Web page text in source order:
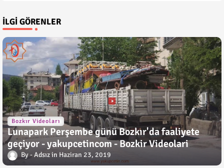
İLGI GÖRENLER
Bozkır Videoları
Lunapark Perşembe günü Bozkır'da faaliyete
geçiyor - yakupcetincom - Bozkir Videolari
Adsız Haziran 23, 2019